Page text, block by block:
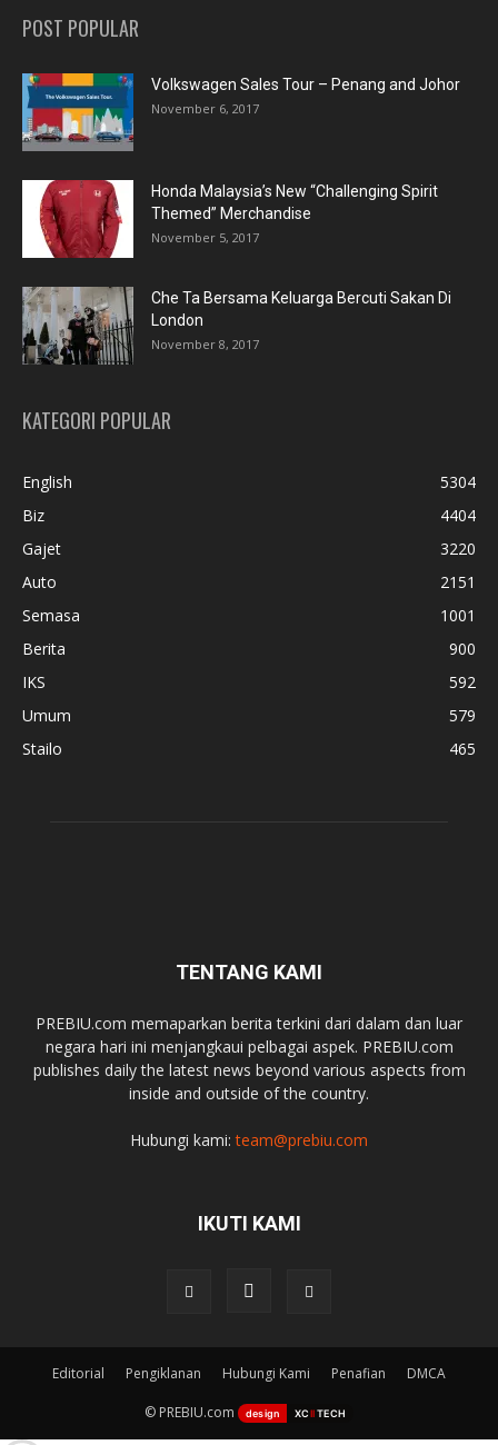
POST POPULAR
Volkswagen Sales Tour – Penang and Johor
November 6, 2017
Honda Malaysia’s New “Challenging Spirit
Themed” Merchandise
November 5, 2017
Che Ta Bersama Keluarga Bercuti Sakan Di
London
November 8, 2017
KATEGORI POPULAR
English
5304
Biz
4404
Gajet
3220
Auto
2151
Semasa
1001
Berita
900
IKS
592
Umum
579
Stailo
465
TENTANG KAMI
PREBIU.com memaparkan berita terkini dari dalam dan luar
negara hari ini menjangkaui pelbagai aspek. PREBIU.com
publishes daily the latest news beyond various aspects from
inside and outside of the country.
Hubungi kami:team@prebiu.com
IKUTI KAMI
Editorial Pengiklanan Hubungi Kami Penafian DMCA
© PREBIU.com design XCIITECH